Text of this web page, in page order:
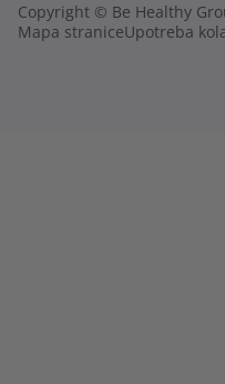
Copyright © Be Healthy
Mapa straniceUpotreba